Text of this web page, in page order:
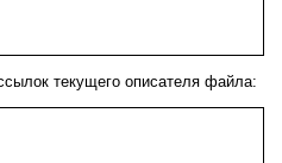
текущего описателя файла: